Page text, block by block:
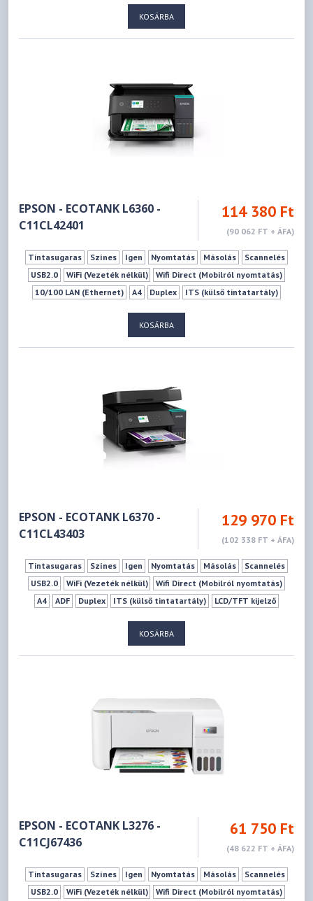
KOSÁRBA
EPSON - ECOTANK L6360 -
C11CL42401
114 380 Ft
(90 062 FT + ÁFA)
Tintasugaras Színes Igen Nyomtatás Másolás
Scannelés
USB2.0
WiFi (Vezeték nélkül)
Wifi Direct (Mobilról nyomtatás)
10/100 LAN (Ethernet)
A4 Duplex
ITS (külső tintatartály)
KOSÁRBA
EPSON - ECOTANK L6370 -
C11CL43403
129 970 Ft
(102 338 FT + ÁFA)
Tintasugaras Színes Igen Nyomtatás Másolás
Scannelés
USB2.0
WiFi (Vezeték nélkül)
Wifi Direct (Mobilról nyomtatás)
A4
ADF Duplex ITS (külső tintatartály) LCD/TFT kijelző
KOSÁRBA
EPSON - ECOTANK L3276 -
C11CJ67436
61 750 Ft
(48 622 FT + ÁFA)
Tintasugaras Színes Igen Nyomtatás Másolás
Scannelés
USB2.0
WiFi (Vezeték nélkül)
Wifi Direct (Mobilról nyomtatás)